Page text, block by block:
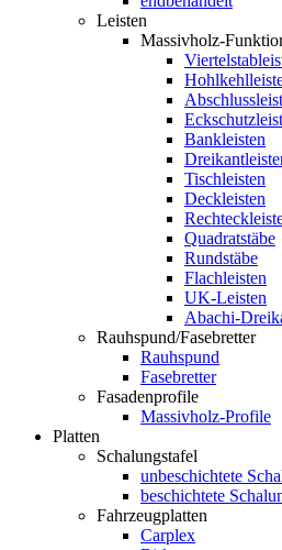
Leisten
Massivholz-
Bankleisten
Tischleisten
Deckleisten
Quadratstäbe
Rundstäbe
Flachleisten
UK-Leisten
Abachi-
Rauhspund/Fasebretter
Rauhspund
Fasebretter
Fasadenprofile
Massivholz-Profile
Platten
Schalungstafel
unbeschichtete
beschichtete
Fahrzeugplatten
Carplex